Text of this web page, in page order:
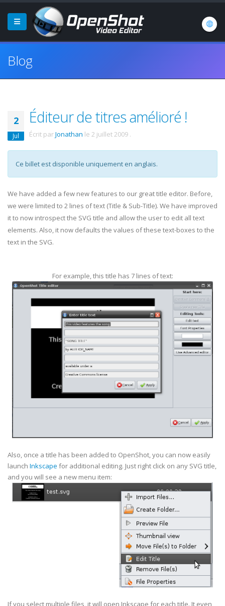
Blog
2
Jul
Éditeur de titres amélioré !
Écrit parJonathan le 2 juillet 2009 .
Ce billet est disponible uniquement en anglais.
We have added a few new features to our great title editor. Before,
we were limited to 2 lines of text (Title & Sub-Title). We have improved
it to now introspect the SVG title and allow the user to edit all text
elements. Also, it now defaults the values of these text-boxes to the
text in the SVG.
For example, this title has 7 lines of text:
Also, once a title has been added to OpenShot, you can now easily
launch Inkscape for additional editing. Just right click on any SVG title,
and you will see a new menu item:
If you select multiple files, it will open Inkscape for each title. It even